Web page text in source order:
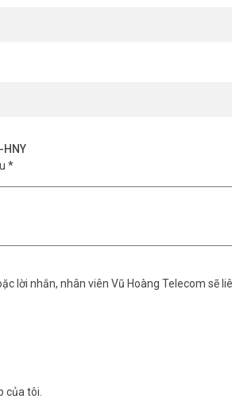
HNY
*
lời nhắn, nhân viên Vũ Hoàng Telecom sẽ
của tôi.